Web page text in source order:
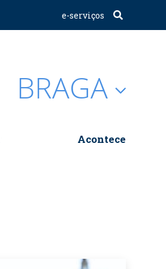
e-serviços
BRAGA
Acontece